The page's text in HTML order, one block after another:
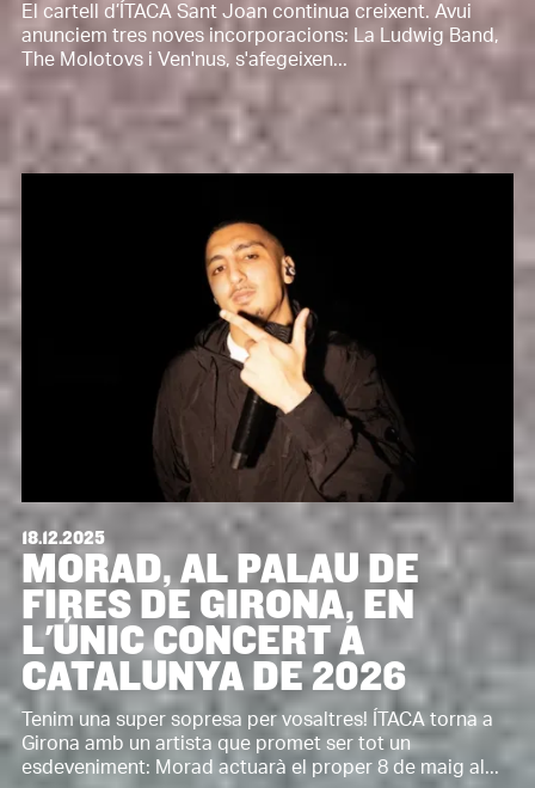
El cartell d’ÍTACA Sant Joan continua creixent. Avui
anunciem tres noves incorporacions: La Ludwig Band,
The Molotovs i Ven'nus, s'afegeixen...
18.12.2025
MORAD, AL PALAU DE
FIRES DE GIRONA, EN
L'ÚNIC CONCERT A
CATALUNYA DE 2026
Tenim una super sopresa per vosaltres! ÍTACA torna a
Girona amb un artista que promet ser tot un
esdeveniment: Morad actuarà el proper 8 de maig al...